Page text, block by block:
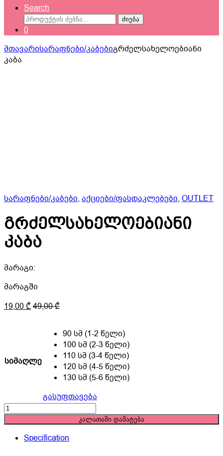
Search
ძებნა:
ძიება
0
მთავარისარაფნები/კაბებიგრძელსახელოებიანი
კაბა
სარაფნები/კაბები, აქციები/ფასდაკლებები, OUTLET
გრძელსახელოებიანი
კაბა
მარაგი:
მარაგში
19,00₾49,00₾
სიმაღლე
90 სმ (1-2 წელი)
100 სმ (2-3 წელი)
110 სმ (3-4 წელი)
120 სმ (4-5 წელი)
130 სმ (5-6 წელი)
გასუფთავება
გრძელსახელოებიანი
კაბა
კალათაში დამატება
Specification